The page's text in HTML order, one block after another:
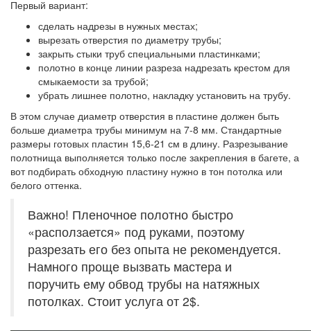
Первый вариант:
сделать надрезы в нужных местах;
вырезать отверстия по диаметру трубы;
закрыть стыки труб специальными пластинками;
полотно в конце линии разреза надрезать крестом для
смыкаемости за трубой;
убрать лишнее полотно, накладку установить на трубу.
В этом случае диаметр отверстия в пластине должен быть
больше диаметра трубы минимум на 7-8 мм. Стандартные
размеры готовых пластин 15,6-21 см в длину. Разрезывание
полотнища выполняется только после закрепления в багете, а
вот подбирать обходную пластину нужно в тон потолка или
белого оттенка.
Важно! Пленочное полотно быстро
«расползается» под руками, поэтому
разрезать его без опыта не рекомендуется.
Намного проще вызвать мастера и
поручить ему обвод трубы на натяжных
потолках. Стоит услуга от 2$.